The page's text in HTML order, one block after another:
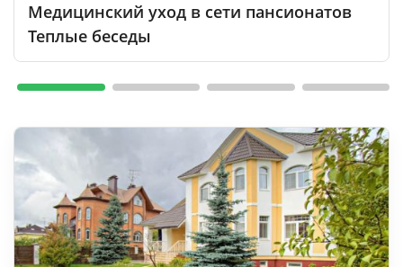
Медицинский уход в сети пансионатов
Теплые беседы